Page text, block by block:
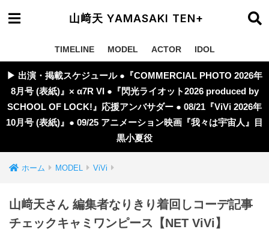
山﨑天 YAMASAKI TEN+
TIMELINE MODEL ACTOR IDOL
▶︎ 出演・掲載スケジュール ●『COMMERCIAL PHOTO 2026年
8月号 (表紙)』× α7R VI ●『閃光ライオット2026 produced by
SCHOOL OF LOCK!』応援アンバサダー ● 08/21『ViVi 2026年
10月号 (表紙)』● 09/25 アニメーション映画『我々は宇宙人』目
黒小夏役
ホーム MODEL ViVi
山﨑天さん 編集者なりきり着回しコーデ記事
チェックキャミワンピース【NET ViVi】